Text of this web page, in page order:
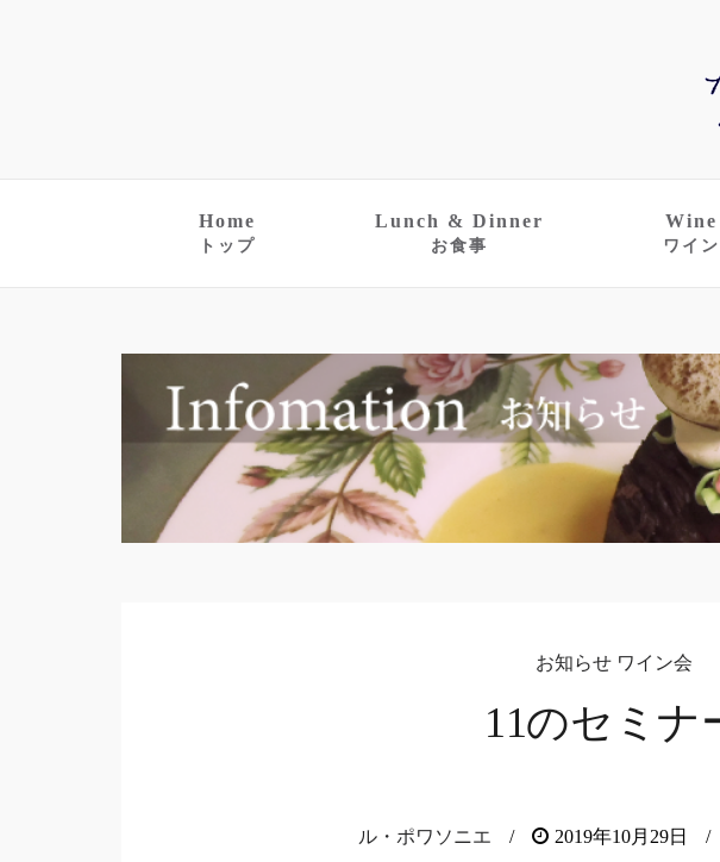
Home
トップ
Lunch & Dinner
お食事
Wine
ワイン
お知らせ ワイン会
11のセミナ
ル・ポワソニエ / 2019年10月29日 /